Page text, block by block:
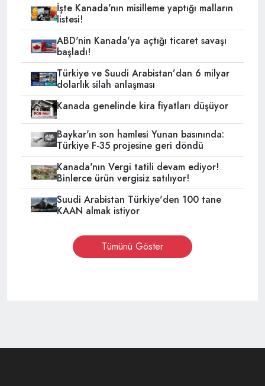
İşte Kanada'nın misilleme yaptığı malların
listesi!
ABD'nin Kanada'ya açtığı ticaret savaşı
başladı!
Türkiye ve Suudi Arabistan’dan 6 milyar
dolarlık silah anlaşması
Kanada genelinde kira fiyatları düşüyor
Baykar'ın son hamlesi Yunan basınında:
Türkiye F-35 projesine geri döndü
Kanada'nın Vergi tatili devam ediyor!
Binlerce ürün vergisiz satılıyor!
Suudi Arabistan Türkiye'den 100 tane
KAAN almak istiyor
Tümünü Göster